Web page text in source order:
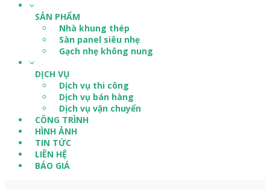
SẢN PHẨM
Nhà khung thép
Sàn panel siêu nhẹ
Gạch nhẹ không nung
DỊCH VỤ
Dịch vụ thi công
Dịch vụ bán hàng
Dịch vụ vận chuyển
CÔNG TRÌNH
HÌNH ẢNH
TIN TỨC
LIÊN HỆ
BÁO GIÁ